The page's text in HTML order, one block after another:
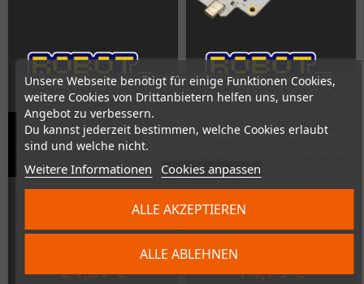
Unsere Webseite benötigt für einige Funktionen Cookies,
weitere Cookies von Drittanbietern helfen uns, unser
Angebot zu verbessern.
Du kannst jederzeit bestimmen, welche Cookies erlaubt
sind und welche nicht.
Weitere Informationen Cookies anpassen
ALLE ABLEHNEN
ALLE AKZEPTIEREN
GBC Overclocker Flex Mod
Auf Lager
24,37 €
Installation des Dreamcast USB-C
Auf Lager
74,79 €